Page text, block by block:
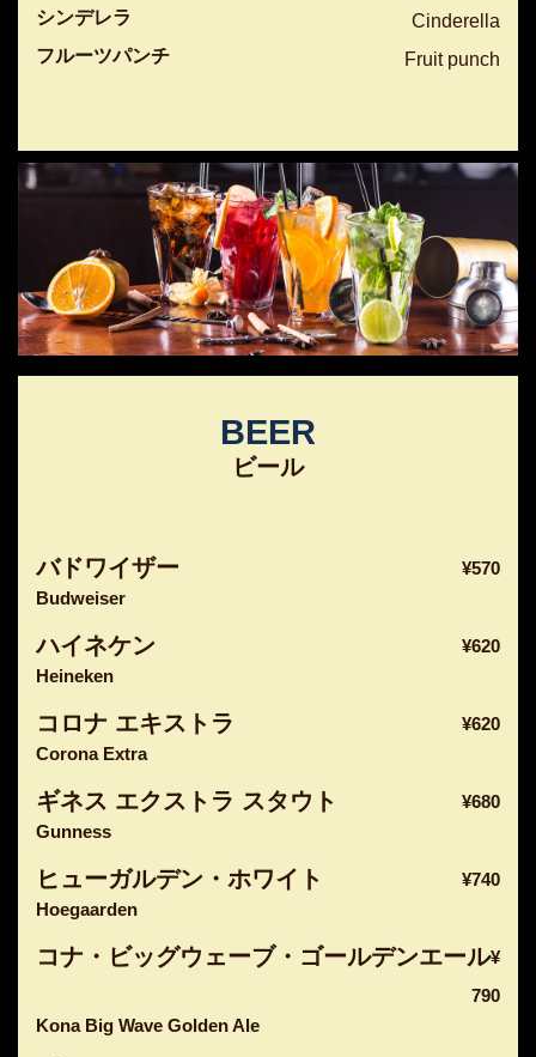
シンデレラ
Cinderella
フルーツパンチ
Fruit punch
BEER
ビール
バドワイザー
¥570
Budweiser
ハイネケン
¥620
Heineken
コロナ エキストラ
¥620
Corona Extra
ギネス エクストラ スタウト
¥680
Gunness
ヒューガルデン・ホワイト
¥740
Hoegaarden
コナ・ビッグウェーブ・ゴールデンエール¥
790
Kona Big Wave Golden Ale